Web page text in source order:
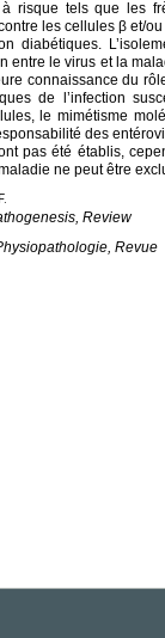
risque tels que les
les cellules β et/
diabétiques.
entre le virus et la
connaissance du
de l’infection
le mimétisme
des
pas été établis,
ne peut être
Review
Revue